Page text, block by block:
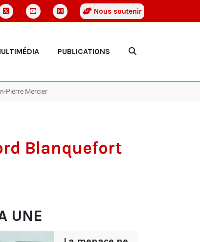
Nous soutenir
PUBLICATIONS
Pierre Mercier
Blanquefort
UNE